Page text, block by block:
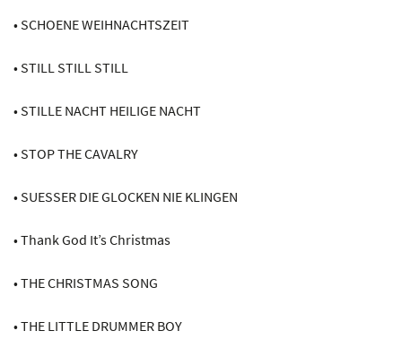
• SCHOENE WEIHNACHTSZEIT
• STILL STILL STILL
• STILLE NACHT HEILIGE NACHT
• STOP THE CAVALRY
• SUESSER DIE GLOCKEN NIE KLINGEN
• Thank God It’s Christmas
• THE CHRISTMAS SONG
• THE LITTLE DRUMMER BOY